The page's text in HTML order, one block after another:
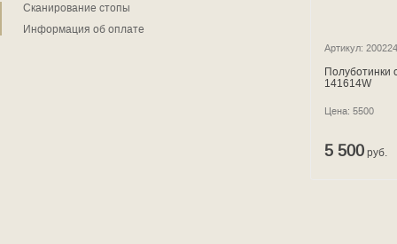
Сканирование стопы
Информация об оплате
Артикул: 200224
Полуботинки
141614W
Цена: 5500
5 500руб.